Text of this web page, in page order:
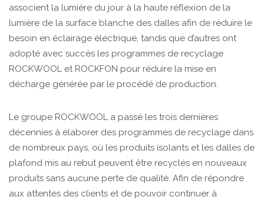
associent la lumière du jour à la haute réflexion de la
lumière de la surface blanche des dalles afin de réduire le
besoin en éclairage électrique, tandis que d’autres ont
adopté avec succès les programmes de recyclage
ROCKWOOL et ROCKFON pour réduire la mise en
décharge générée par le procédé de production.
Le groupe ROCKWOOL a passé les trois dernières
décennies à élaborer des programmes de recyclage dans
de nombreux pays, où les produits isolants et les dalles de
plafond mis au rebut peuvent être recyclés en nouveaux
produits sans aucune perte de qualité. Afin de répondre
aux attentes des clients et de pouvoir continuer à